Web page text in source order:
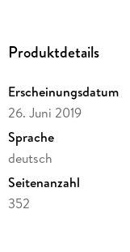
Produktdetails
Erscheinungsdatum
26. Juni 2019
Sprache
deutsch
Seitenanzahl
352